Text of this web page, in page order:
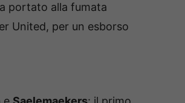
portato alla fumata
United, per un esborso